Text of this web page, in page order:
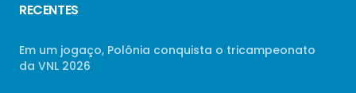
RECENTES
Em um jogaço, Polônia conquista o tricampeonato
da VNL 2026